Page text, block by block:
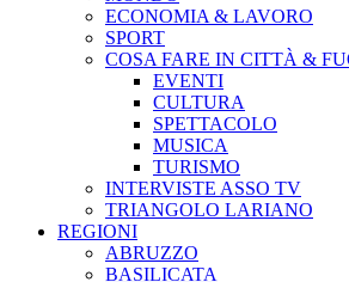
ECONOMIA & LAVORO
SPORT
COSA FARE IN CITTÀ &
EVENTI
CULTURA
SPETTACOLO
MUSICA
TURISMO
INTERVISTE ASSO TV
TRIANGOLO LARIANO
REGIONI
ABRUZZO
BASILICATA